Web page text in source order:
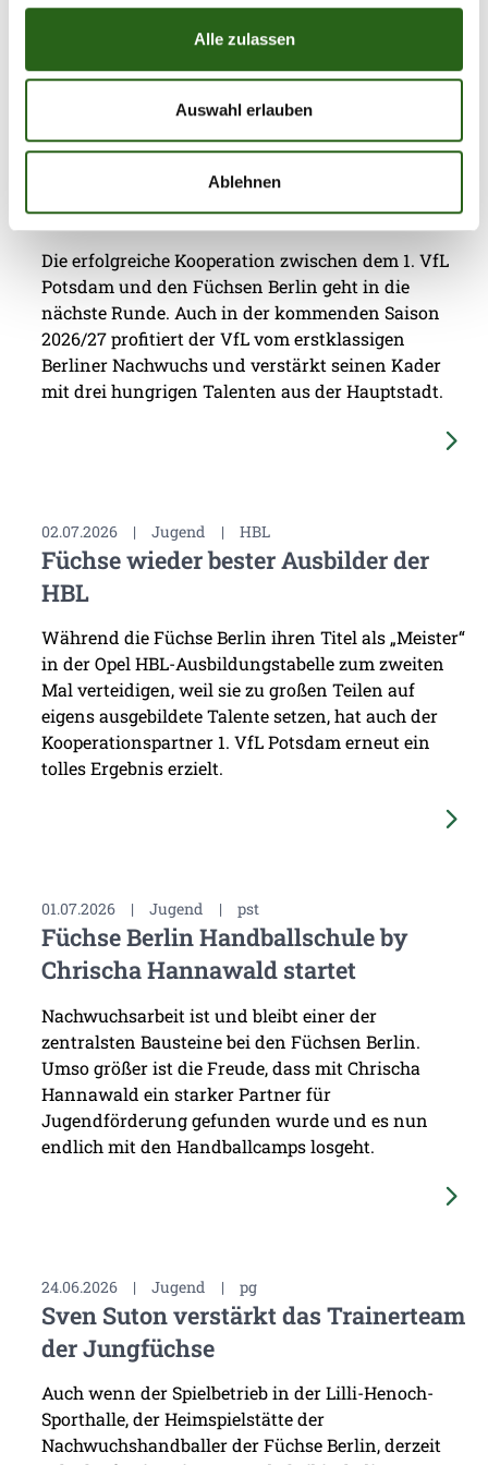
Alle zulassen
Auswahl erlauben
Ablehnen
in Füchse Town.
08.07.2026 | Jugend | ap
Drei Jungfüchse per Leihe zum 1. VfL
Potsdam
Die erfolgreiche Kooperation zwischen dem 1. VfL
Potsdam und den Füchsen Berlin geht in die
nächste Runde. Auch in der kommenden Saison
2026/27 profitiert der VfL vom erstklassigen
Berliner Nachwuchs und verstärkt seinen Kader
mit drei hungrigen Talenten aus der Hauptstadt.
02.07.2026 | Jugend | HBL
Füchse wieder bester Ausbilder der
HBL
Während die Füchse Berlin ihren Titel als „Meister“
in der Opel HBL-Ausbildungstabelle zum zweiten
Mal verteidigen, weil sie zu großen Teilen auf
eigens ausgebildete Talente setzen, hat auch der
Kooperationspartner 1. VfL Potsdam erneut ein
tolles Ergebnis erzielt.
01.07.2026 | Jugend | pst
Füchse Berlin Handballschule by
Chrischa Hannawald startet
Nachwuchsarbeit ist und bleibt einer der
zentralsten Bausteine bei den Füchsen Berlin.
Umso größer ist die Freude, dass mit Chrischa
Hannawald ein starker Partner für
Jugendförderung gefunden wurde und es nun
endlich mit den Handballcamps losgeht.
24.06.2026 | Jugend | pg
Sven Suton verstärkt das Trainerteam
der Jungfüchse
Auch wenn der Spielbetrieb in der Lilli-Henoch-
Sporthalle, der Heimspielstätte der
Nachwuchshandballer der Füchse Berlin, derzeit